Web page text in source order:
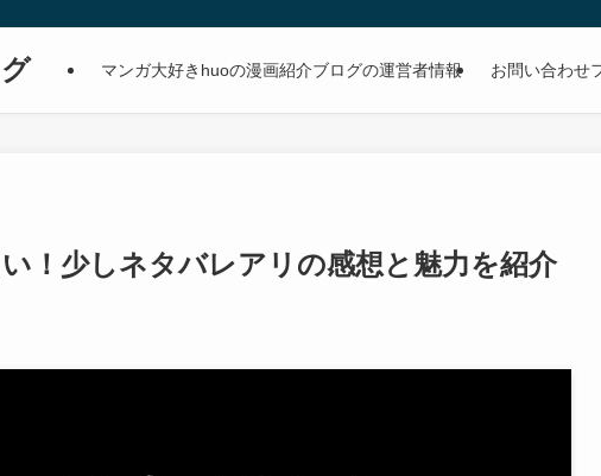
マンガ大好きhuoの漫画紹介ブログの運営者情報 お問い合わせ
！少しネタバレアリの感想と魅力を紹介